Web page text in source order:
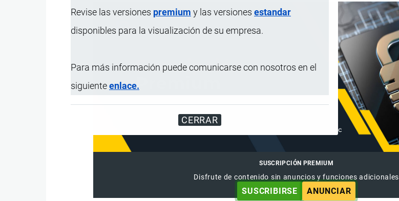
Revise las versiones premium y las versiones estandar
disponibles para la visualización de su empresa.
Para más información puede comunicarse con nosotros en el
siguienteenlace.
CERRAR
SUSCRIPCIÓN PREMIUM
Disfrute de contenido sin anuncios y funciones adicionales
SUSCRIBIRSE ANUNCIAR